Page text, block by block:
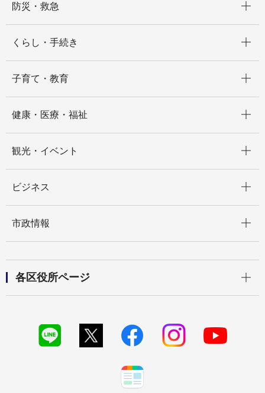
防災・救急
くらし・手続き
子育て・教育
健康・医療・福祉
観光・イベント
ビジネス
市政情報
各区役所ページ